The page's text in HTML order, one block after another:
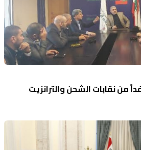
من نقابات الشحن والترانزيت